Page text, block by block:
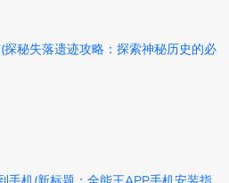
秘失落遗迹攻略：探索神秘历史的必